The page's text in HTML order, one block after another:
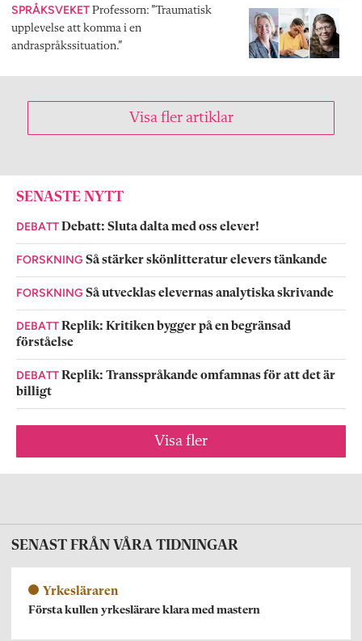
SPRÅKSVEKET Professorn: ”Traumatisk
upplevelse att komma i en
andraspråkssituation.”
Visa fler artiklar
SENASTE NYTT
DEBATTDebatt: Sluta dalta med oss elever!
FORSKNING Så stärker skönlitteratur elevers tänkande
FORSKNING Så utvecklas elevernas analytiska skrivande
DEBATTReplik: Kritiken bygger på en begränsad
förståelse
DEBATTReplik: Transspråkande omfamnas för att det är
billigt
Visa fler
SENAST FRÅN VÅRA TIDNINGAR
Yrkesläraren
Första kullen yrkeslärare klara med mastern